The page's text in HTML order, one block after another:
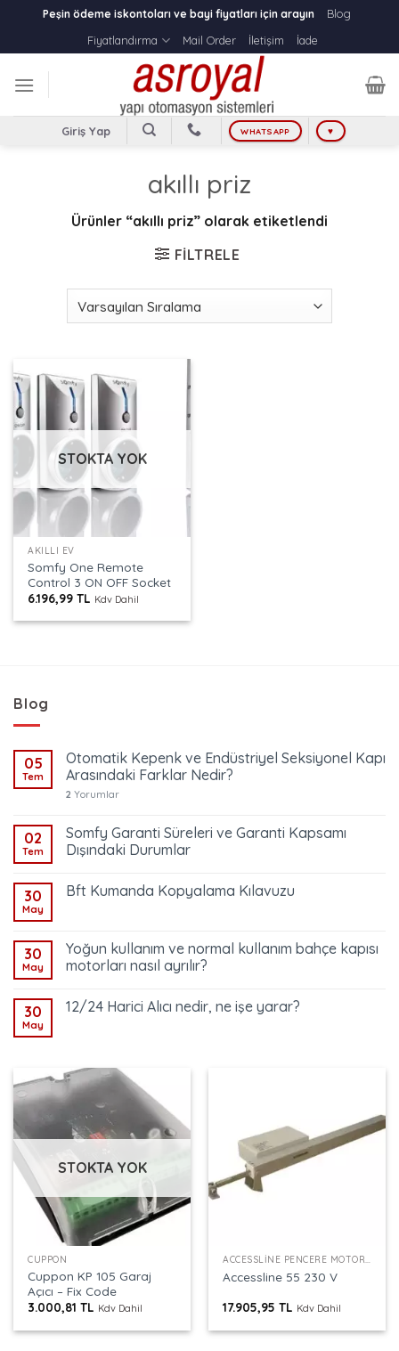
content
Peşin ödeme iskontoları ve bayi fiyatları için arayın
Blog
Fiyatlandırma
Mail Order İletişim İade
Giriş Yap WHATSAPP ♥
akıllı priz
Ürünler “akıllı priz” olarak etiketlendi
FILTRELE
STOKTA YOK
AKILLI EV
Somfy One Remote
Control 3 ON OFF Socket
6.196,99TL Kdv Dahil
Blog
05
Tem
Otomatik Kepenk ve Endüstriyel Seksiyonel Kapı
Arasındaki Farklar Nedir?
2 Yorumlar
02
Tem
Somfy Garanti Süreleri ve Garanti Kapsamı
Dışındaki Durumlar
30
May
Bft Kumanda Kopyalama Kılavuzu
30
May
Yoğun kullanım ve normal kullanım bahçe kapısı
motorları nasıl ayrılır?
30
May
12/24 Harici Alıcı nedir, ne işe yarar?
STOKTA YOK
CUPPON
Cuppon KP 105 Garaj
Açıcı – Fix Code
3.000,81TL Kdv Dahil
ACCESSLINE PENCERE MOTORU
Accessline 55 230 V
17.905,95TL Kdv Dahil